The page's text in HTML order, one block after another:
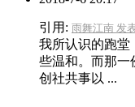
引用: 雨舞江南 发
我所认识的跑堂
些温和。而那一
创社共事以 ...